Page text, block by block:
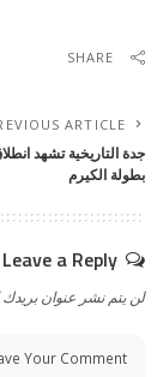
SHARE
ARTICLE
جدة التاريخية تشهد
بطولة الكيرم
Leave a Reply
لن يتم نشر عنوان بريدك